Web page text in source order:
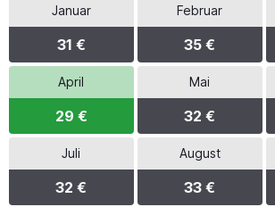
Januar
31 €
Februar
35 €
April
29 €
Mai
32 €
Juli
32 €
August
33 €